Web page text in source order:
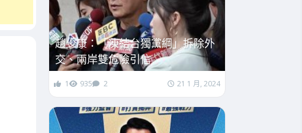
趙少康：「凍結台獨黨綱」拆除外
交、兩岸雙危險引信
1 935 2 21 1 月, 2024